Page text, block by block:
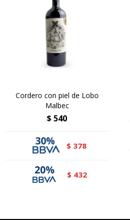
Cordero con piel de Lobo
Malbec
$ 540
$ 378
$ 432